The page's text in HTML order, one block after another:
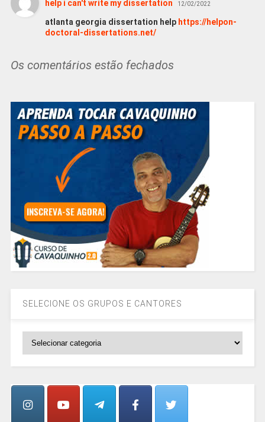
help i can't write my dissertation 12/02/2022
atlanta georgia dissertation help https://helpon-
doctoral-dissertations.net/
Os comentários estão fechados
SELECIONE OS GRUPOS E CANTORES
SELECIONE
CANTORES